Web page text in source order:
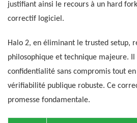
justifiant ainsi le recours à un hard
correctif logiciel.
Halo 2, en éliminant le trusted setup,
philosophique et technique majeure.
confidentialité sans compromis tout
vérifiabilité publique robuste. Ce
promesse fondamentale.